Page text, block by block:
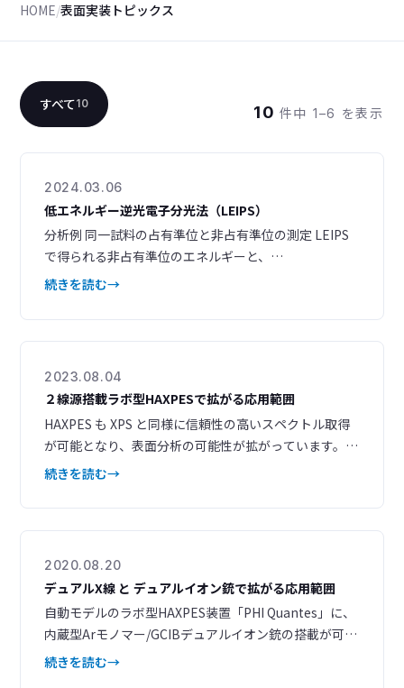
HOME/表面実装トピックス
すべて10 10 件中 1–6 を表示
2024.03.06
低エネルギー逆光電子分光法（LEIPS）
分析例 同一試料の占有準位と非占有準位の測定 LEIPS
で得られる非占有準位のエネルギーと、
UPS（Ultraviolet Photoelectron Spectroscopy）で
がわかります。LEIPS と UPS を相補的に組み合わせる
ことで、半導体試料の電子と空孔の両方の準位を知るこ
続きを読む
2023.08.04
２線源搭載ラボ型HAXPESで拡がる応用範囲
HAXPES も XPS と同様に信頼性の高いスペクトル取得
が可能となり、表面分析の可能性が拡がっています。検
出深さや軌道の選択範囲が広がり、さらに角度分解XPS
でなく、埋もれた界面の分析から界面の検出まで、新た
な応用が期待できます。 最新の技術資料として、2023
した。
続きを読む
2020.08.20
デュアルX線 と デュアルイオン銃で拡がる応用範囲
自動モデルのラボ型HAXPES装置「PHI Quantes」に、
内蔵型Arモノマー/GCIBデュアルイオン銃の搭載が可能
に。 軟X線と硬X線のデュアルX線源とArモノマーとAr
続きを読む